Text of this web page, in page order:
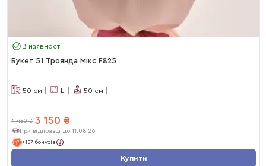
В наявності
Букет 51 Троянда Мікс F825
50 см L 50 см
4 450 ₴ 3 150 ₴
При відправці до 11.08.26
+157 бонусів
Купити